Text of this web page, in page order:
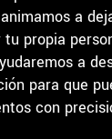
a
propia
a
para que
con